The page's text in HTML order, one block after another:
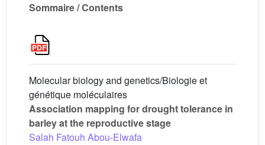
Sommaire / Contents
Molecular biology and genetics/Biologie et
génétique moléculaires
Association mapping for drought tolerance in
barley at the reproductive stage
Salah Fatouh Abou-Elwafa